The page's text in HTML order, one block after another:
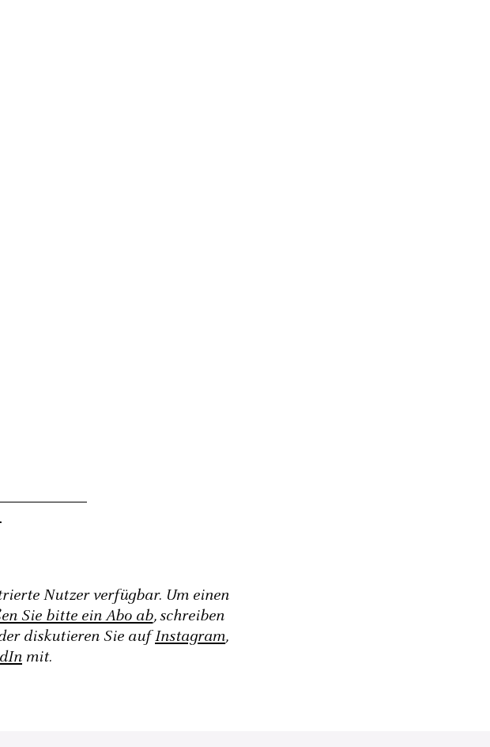
Nutzer verfügbar. Um einen
Sie bitte ein Abo ab, schreiben
diskutieren Sie aufInstagram,
mit.